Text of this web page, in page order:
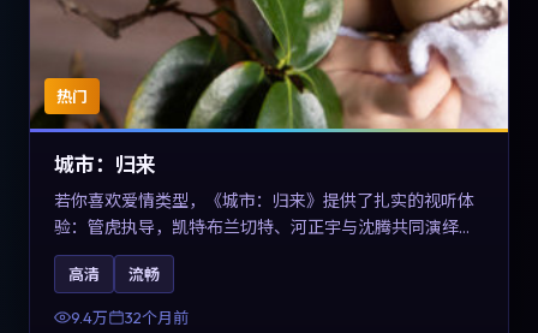
热门
城市：归来
若你喜欢爱情类型，《城市：归来》提供了扎实的视听体
验：管虎执导，凯特·布兰切特、河正宇与沈腾共同演绎。
影片2023年于德国上映，内容在有限空间内完成高密度的
戏剧冲突，关键词包含高清流畅、人物关系与情节反转，
适合检索「2023爱情」「德国电影」的用户。
高清 流畅
9.4万 32个月前